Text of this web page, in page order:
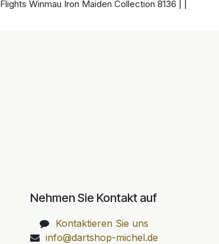
Flights Winmau Iron Maiden Collection 8136 | |
Nehmen Sie Kontakt auf
Kontaktieren Sie uns
info@dartshop-michel.de